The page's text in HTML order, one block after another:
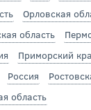
Орловская
область
Приморский
Россия
область